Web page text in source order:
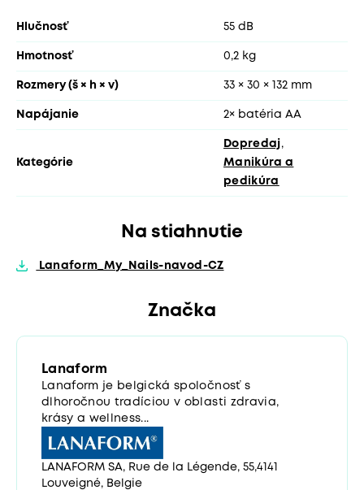
Hlučnosť 55 dB
Hmotnosť 0,2 kg
Rozmery (š × h × v) 33 × 30 × 132 mm
Napájanie 2× batéria AA
Kategórie
Dopredaj,
Manikúra a
pedikúra
Na stiahnutie
Lanaform_My_Nails-navod-CZ
Značka
Lanaform
Lanaform je belgická spoločnosť s
dlhoročnou tradíciou v oblasti zdravia,
krásy a wellness...
LANAFORM SA, Rue de la Légende, 55,4141
Louveigné, Belgie